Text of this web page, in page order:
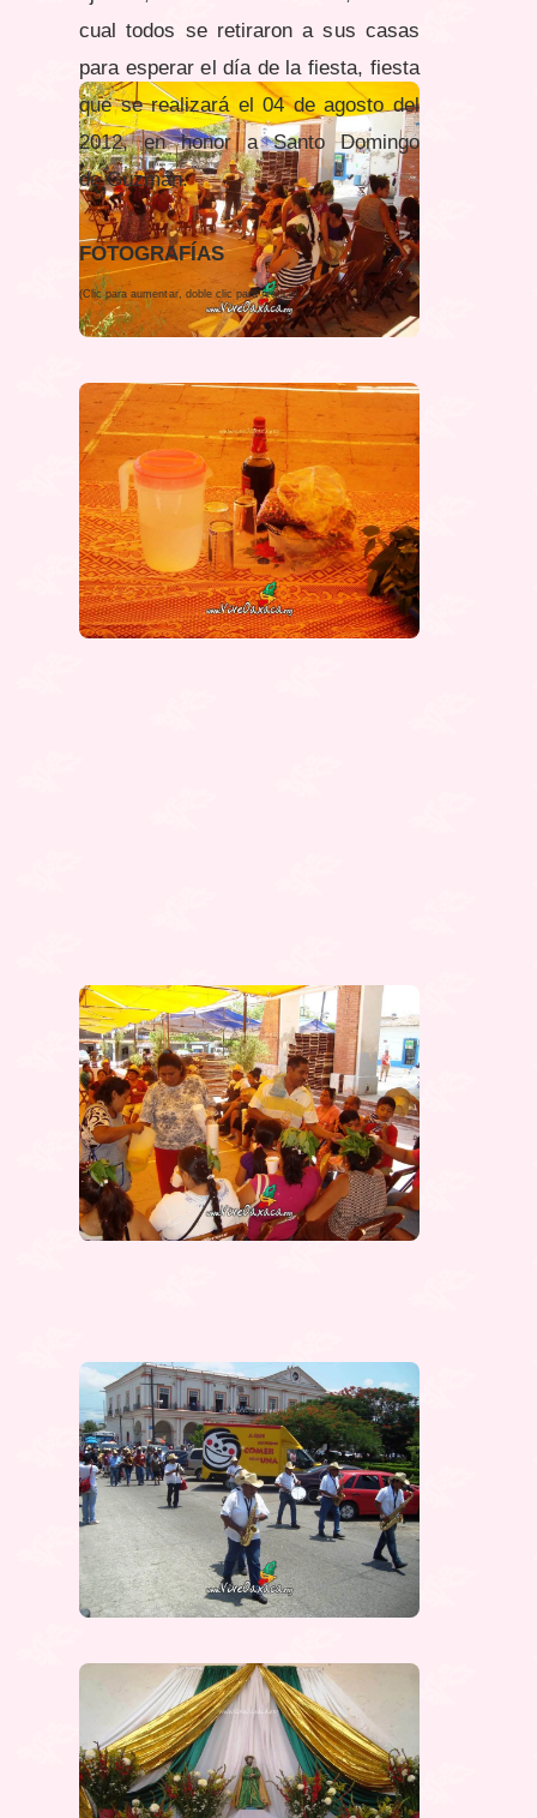
cual todos se retiraron a sus casas
para esperar el día de la fiesta, fiesta
que se realizará el 04 de agosto del
2012, en honor a Santo Domingo
de Guzmán.
FOTOGRAFÍAS
(Clic para aumentar, doble clic para reducir)